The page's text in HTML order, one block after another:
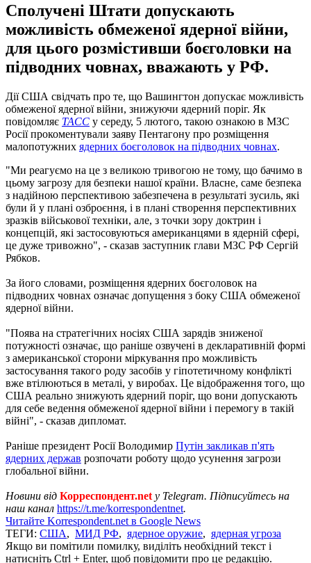
Сполучені Штати допускають
можливість обмеженої ядерної війни,
для цього розмістивши боєголовки на
підводних човнах, вважають у РФ.
Дії США свідчать про те, що Вашингтон допускає можливість
обмеженої ядерної війни, знижуючи ядерний поріг. Як
повідомляє ТАСС у середу, 5 лютого, такою ознакою в МЗС
Росії прокоментували заяву Пентагону про розміщення
малопотужних ядерних боєголовок на підводних човнах.
"Ми реагуємо на це з великою тривогою не тому, що бачимо в
цьому загрозу для безпеки нашої країни. Власне, саме безпека
з надійною перспективою забезпечена в результаті зусиль, які
були й у плані озброєння, і в плані створення перспективних
зразків військової техніки, але, з точки зору доктрин і
концепцій, які застосовуються американцями в ядерній сфері,
це дуже тривожно", - сказав заступник глави МЗС РФ Сергій
Рябков.
За його словами, розміщення ядерних боєголовок на
підводних човнах означає допущення з боку США обмеженої
ядерної війни.
"Поява на стратегічних носіях США зарядів зниженої
потужності означає, що раніше озвучені в декларативній формі
з американської сторони міркування про можливість
застосування такого роду засобів у гіпотетичному конфлікті
вже втілюються в металі, у виробах. Це відображення того, що
США реально знижують ядерний поріг, що вони допускають
для себе ведення обмеженої ядерної війни і перемогу в такій
війні", - сказав дипломат.
Раніше президент Росії Володимир Путін закликав п'ять
ядерних держав розпочати роботу щодо усунення загрози
глобальної війни.
Новини від Корреспондент.net у Telegram. Підписуйтесь на
наш канал https://t.me/korrespondentnet.
Читайте Korrespondent.net в Google News
ТЕГИ: США, МИД РФ, ядерное оружие, ядерная угроза
Якщо ви помітили помилку, виділіть необхідний текст і
натисніть Ctrl + Enter, щоб повідомити про це редакцію.